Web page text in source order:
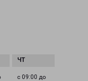
с 09:00 до